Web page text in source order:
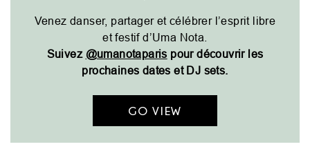
Venez danser, partager et célébrer l’esprit libre
et festif d’Uma Nota.
Suivez @umanotaparis pour découvrir les
prochaines dates et DJ sets.
GO VIEW